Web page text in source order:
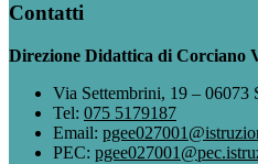
Contatti
Direzione Didattica di Corciano
Via Settembrini, 19 – 06073
Tel: 075 5179187
Email:
PEC: